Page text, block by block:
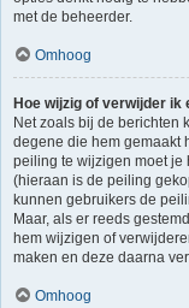
met de beheerder.
Omhoog
Hoe wijzig of verwijder ik
Net zoals bij de berichten
degene die hem gemaakt
peiling te wijzigen moet je
(hieraan is de peiling
kunnen gebruikers de
Maar, als er reeds
hem wijzigen of
maken en deze daarna
Omhoog